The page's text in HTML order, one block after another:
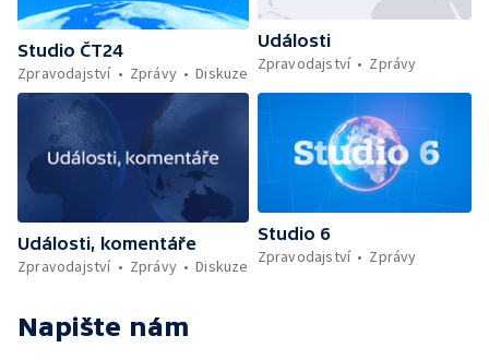
Studio ČT24
Zpravodajství
Zprávy Diskuze
Události
Zpravodajství
Zprávy
Události, komentáře
Zpravodajství
Zprávy Diskuze
Studio 6
Zpravodajství
Zprávy
Napište nám